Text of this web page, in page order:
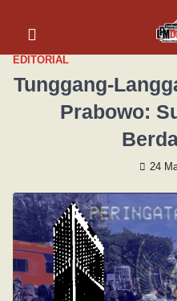
EDITORIAL
Tunggang-
Prabowo:
24